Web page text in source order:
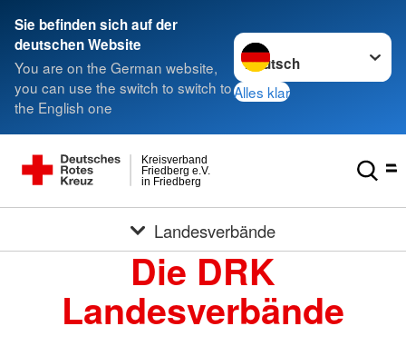
Sie befinden sich auf der
deutschen Website
You are on the German website,
you can use the switch to switch to
the English one
Sprache wechseln zu
Alles klar
in Friedberg
Friedberg e.V.
Kreisverband
Landesverbände
Die DRK
Landesverbände